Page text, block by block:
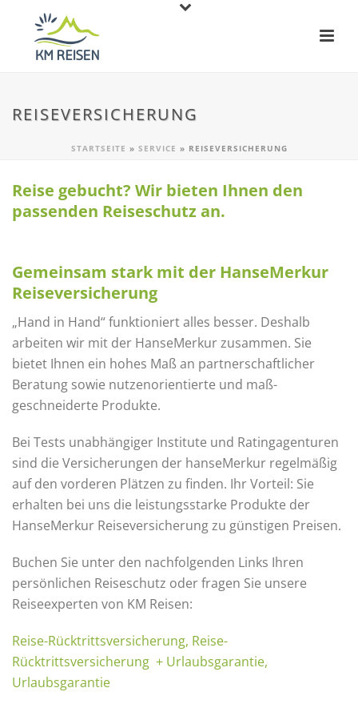
REISEVERSICHERUNG
STARTSEITE » SERVICE » REISEVERSICHERUNG
Reise gebucht? Wir bieten Ihnen den
passenden Reiseschutz an.
Gemeinsam stark mit der Hanse­Merkur
Reiseversi­che­rung
„Hand in Hand“ funktioniert alles besser. Deshalb
arbeiten wir mit der HanseMerkur zusammen. Sie
bietet Ihnen ein hohes Maß an partner­schaftlicher
Beratung sowie nutzen­orientierte und maß­
geschneiderte Produkte.
Bei ­­Tests unabhängiger Institute und Rating­agenturen
sind die Versicherungen der hanseMerkur regel­mäßig
auf den vorderen Plätzen zu finden. Ihr Vorteil: Sie
erhalten bei uns die leistungs­starke Produkte der
HanseMerkur Reiseversicherung zu günstigen Preisen.
Buchen Sie unter den nachfolgenden Links Ihren
persönlichen Reiseschutz oder fragen Sie unsere
Reiseexperten von KM Reisen:
Reise-Rücktrittsversicherung, Reise-
Rücktrittsversicherung + Urlaubsgarantie,
Urlaubsgarantie